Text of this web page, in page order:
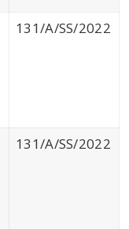
131/A/SS/2022
131/A/SS/2022